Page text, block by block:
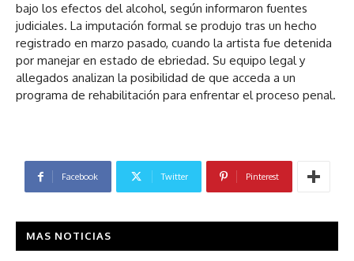
bajo los efectos del alcohol, según informaron fuentes
judiciales. La imputación formal se produjo tras un hecho
registrado en marzo pasado, cuando la artista fue detenida
por manejar en estado de ebriedad. Su equipo legal y
allegados analizan la posibilidad de que acceda a un
programa de rehabilitación para enfrentar el proceso penal.
Facebook Twitter Pinterest
MAS NOTICIAS